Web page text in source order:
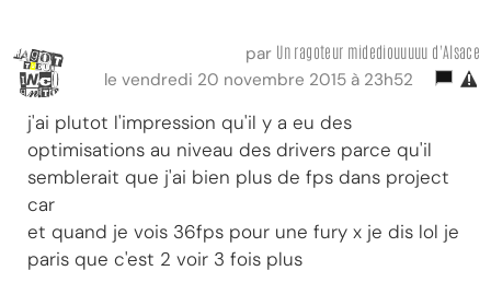
par Un ragoteur midediouuuuu d'Alsace
le vendredi 20 novembre 2015 à 23h52
j'ai plutot l'impression qu'il y a eu des
optimisations au niveau des drivers parce qu'il
semblerait que j'ai bien plus de fps dans project
car
et quand je vois 36fps pour une fury x je dis lol je
paris que c'est 2 voir 3 fois plus